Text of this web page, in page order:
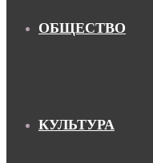
ОБЩЕСТВО
КУЛЬТУРА